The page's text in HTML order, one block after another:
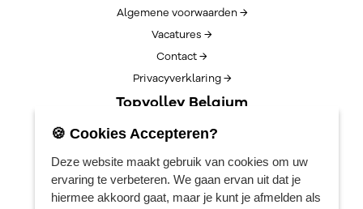
Algemene voorwaarden →
Vacatures →
Contact →
Privacyverklaring →
Topvolley Belgium
Over TopVolleyBelgium →
Lotto Cup Finals →
EuroVolleyCenter
🍪 Cookies Accepteren?
Deze website maakt gebruik van cookies om uw
ervaring te verbeteren. We gaan ervan uit dat je
hiermee akkoord gaat, maar je kunt je afmelden als